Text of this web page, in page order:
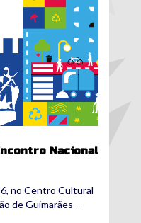
Nacional
no Centro Cultural
de Guimarães –